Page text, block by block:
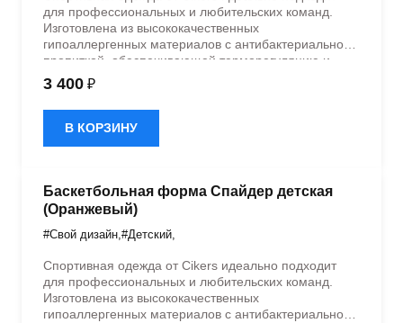
для профессиональных и любительских команд.
Изготовлена из высококачественных
гипоаллергенных материалов с антибактериальной
пропиткой, обеспечивающей терморегуляцию и
быстрое влагоотведение. Одежда обладает
эластичностью в 5 направлениях и стильным
дизайном.
3 400 ₽
В КОРЗИНУ
Баскетбольная форма Спайдер детская
(Оранжевый)
#Свой дизайн #Детский
Спортивная одежда от Cikers идеально подходит
для профессиональных и любительских команд.
Изготовлена из высококачественных
гипоаллергенных материалов с антибактериальной